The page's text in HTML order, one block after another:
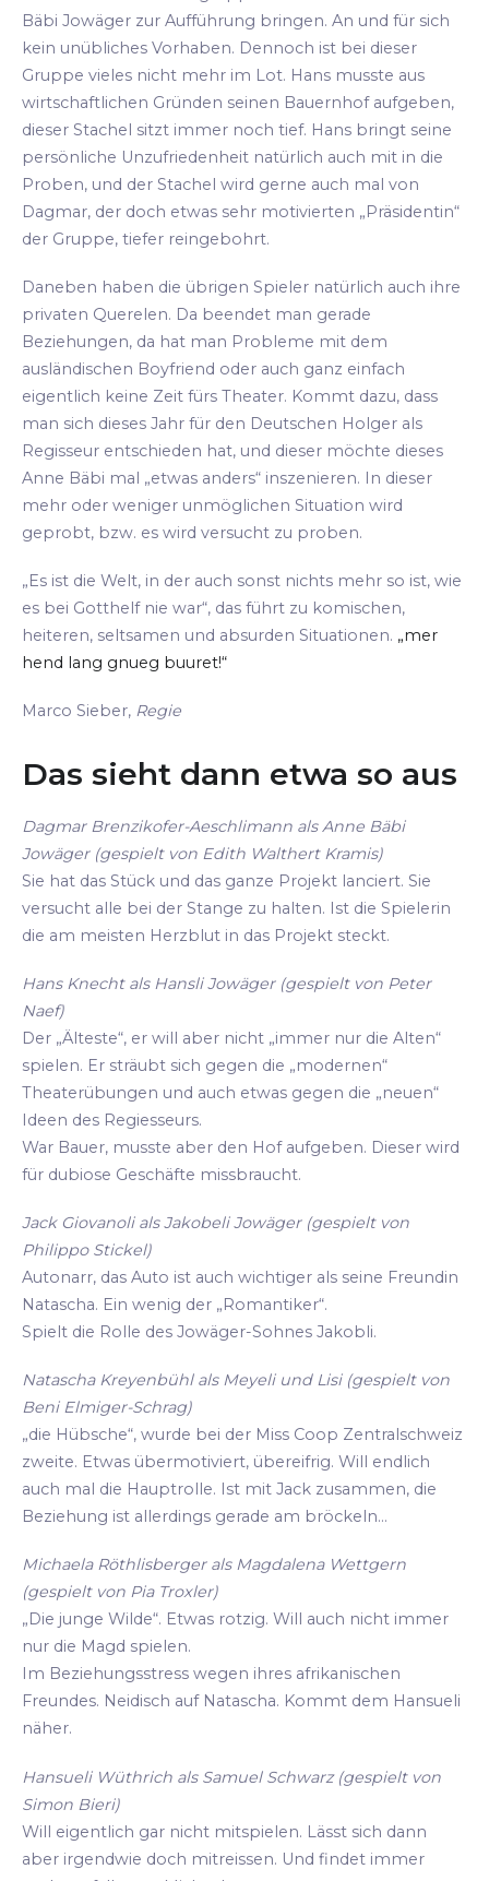
Bäbi Jowäger zur Aufführung bringen. An und für sich
kein unübliches Vorhaben. Dennoch ist bei dieser
Gruppe vieles nicht mehr im Lot. Hans musste aus
wirtschaftlichen Gründen seinen Bauernhof aufgeben,
dieser Stachel sitzt immer noch tief. Hans bringt seine
persönliche Unzufriedenheit natürlich auch mit in die
Proben, und der Stachel wird gerne auch mal von
Dagmar, der doch etwas sehr motivierten „Präsidentin“
der Gruppe, tiefer reingebohrt.
Daneben haben die übrigen Spieler natürlich auch ihre
privaten Querelen. Da beendet man gerade
Beziehungen, da hat man Probleme mit dem
ausländischen Boyfriend oder auch ganz einfach
eigentlich keine Zeit fürs Theater. Kommt dazu, dass
man sich dieses Jahr für den Deutschen Holger als
Regisseur entschieden hat, und dieser möchte dieses
Anne Bäbi mal „etwas anders“ inszenieren. In dieser
mehr oder weniger unmöglichen Situation wird
geprobt, bzw. es wird versucht zu proben.
„Es ist die Welt, in der auch sonst nichts mehr so ist, wie
es bei Gotthelf nie war“, das führt zu komischen,
heiteren, seltsamen und absurden Situationen. „mer
hend lang gnueg buuret!“
Marco Sieber, Regie
Das sieht dann etwa so aus
Dagmar Brenzikofer-Aeschlimann als Anne Bäbi
Jowäger (gespielt von Edith Walthert Kramis)
Sie hat das Stück und das ganze Projekt lanciert. Sie
versucht alle bei der Stange zu halten. Ist die Spielerin
die am meisten Herzblut in das Projekt steckt.
Hans Knecht als Hansli Jowäger (gespielt von Peter
Naef)
Der „Älteste“, er will aber nicht „immer nur die Alten“
spielen. Er sträubt sich gegen die „modernen“
Theaterübungen und auch etwas gegen die „neuen“
Ideen des Regiesseurs.
War Bauer, musste aber den Hof aufgeben. Dieser wird
für dubiose Geschäfte missbraucht.
Jack Giovanoli als Jakobeli Jowäger (gespielt von
Philippo Stickel)
Autonarr, das Auto ist auch wichtiger als seine Freundin
Natascha. Ein wenig der „Romantiker“.
Spielt die Rolle des Jowäger-Sohnes Jakobli.
Natascha Kreyenbühl als Meyeli und Lisi (gespielt von
Beni Elmiger-Schrag)
„die Hübsche“, wurde bei der Miss Coop Zentralschweiz
zweite. Etwas übermotiviert, übereifrig. Will endlich
auch mal die Hauptrolle. Ist mit Jack zusammen, die
Beziehung ist allerdings gerade am bröckeln...
Michaela Röthlisberger als Magdalena Wettgern
(gespielt von Pia Troxler)
„Die junge Wilde“. Etwas rotzig. Will auch nicht immer
nur die Magd spielen.
Im Beziehungsstress wegen ihres afrikanischen
Freundes. Neidisch auf Natascha. Kommt dem Hansueli
näher.
Hansueli Wüthrich als Samuel Schwarz (gespielt von
Simon Bieri)
Will eigentlich gar nicht mitspielen. Lässt sich dann
aber irgendwie doch mitreissen. Und findet immer